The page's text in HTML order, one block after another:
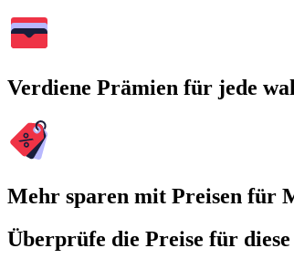
Verdiene Prämien für jede
Mehr sparen mit Preisen für
Überprüfe die Preise für